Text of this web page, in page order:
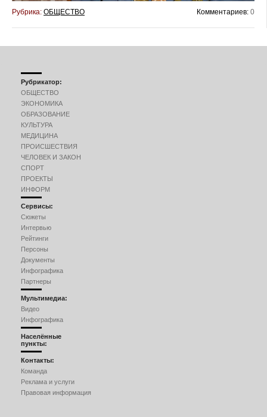
Рубрика: ОБЩЕСТВО Комментариев: 0
Рубрикатор:
ОБЩЕСТВО
ЭКОНОМИКА
ОБРАЗОВАНИЕ
КУЛЬТУРА
МЕДИЦИНА
ПРОИСШЕСТВИЯ
ЧЕЛОВЕК И ЗАКОН
СПОРТ
ПРОЕКТЫ
ИНФОРМ
Сервисы:
Сюжеты
Интервью
Рейтинги
Персоны
Документы
Инфографика
Партнеры
Мультимедиа:
Видео
Инфографика
Населённые
пункты:
Контакты:
Команда
Реклама и услуги
Правовая информация